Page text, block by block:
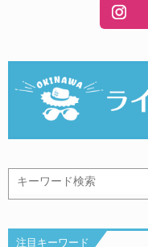
注目キーワード